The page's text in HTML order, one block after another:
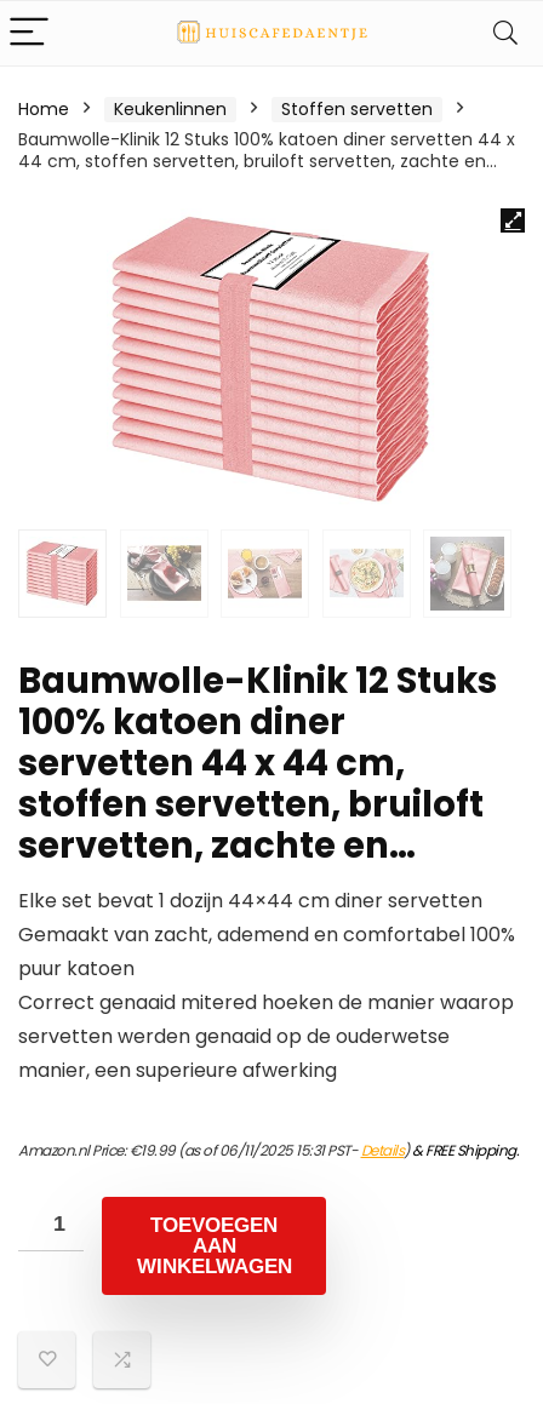
Home Keukenlinnen
Stoffen servetten
Baumwolle-Klinik 12 Stuks 100% katoen diner servetten 44 x
44 cm, stoffen servetten, bruiloft servetten, zachte en…
Baumwolle-Klinik 12 Stuks
100% katoen diner
servetten 44 x 44 cm,
stoffen servetten, bruiloft
servetten, zachte en…
Elke set bevat 1 dozijn 44×44 cm diner servetten
Gemaakt van zacht, ademend en comfortabel 100%
puur katoen
Correct genaaid mitered hoeken de manier waarop
servetten werden genaaid op de ouderwetse
manier, een superieure afwerking
Amazon.nl Price:€19.99(as of 06/11/2025 15:31 PST-Details)&FREE Shipping.
TOEVOEGEN
AAN
WINKELWAGEN